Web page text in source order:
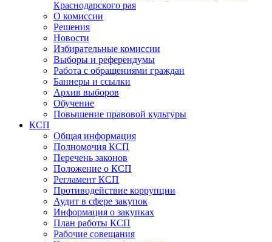
Краснодарского рая
О комиссии
Решения
Новости
Избирательные комиссии
Выборы и референдумы
Работа с обращениями граждан
Баннеры и ссылки
Архив выборов
Обучение
Повышение правовой культуры
КСП
Общая информация
Полномочия КСП
Перечень законов
Положение о КСП
Регламент КСП
Противодействие коррупции
Аудит в сфере закупок
Информация о закупках
План работы КСП
Рабочие совещания